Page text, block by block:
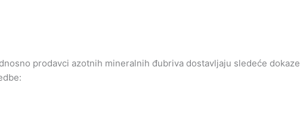
prodavci azotnih mineralnih đubriva dostavljaju sledeće dokaze